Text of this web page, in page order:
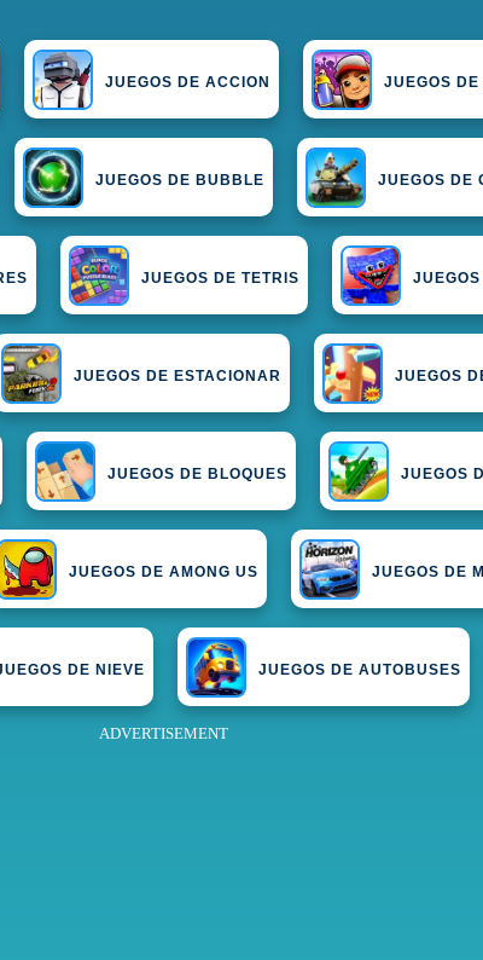
JUEGOS DE ACCION JUEGOS
JUEGOS DE BUBBLE JUEGOS DE
JUEGOS DE TETRIS
JUEGOS DE ESTACIONAR JUEGOS
JUEGOS DE BLOQUES JUEGOS
JUEGOS DE AMONG US JUEGOS DE
DE NIEVE JUEGOS DE AUTOBUSES
ADVERTISEMENT